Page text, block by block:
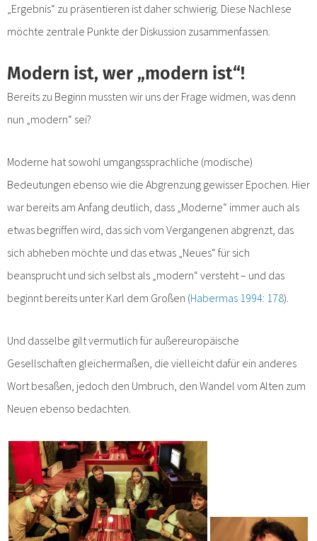
„Ergebnis“ zu präsentieren ist daher schwierig. Diese Nachlese
möchte zentrale Punkte der Diskussion zusammenfassen.
Modern ist, wer „modern ist“!
Bereits zu Beginn mussten wir uns der Frage widmen, was denn
nun „modern“ sei?
Moderne hat sowohl umgangssprachliche (modische)
Bedeutungen ebenso wie die Abgrenzung gewisser Epochen. Hier
war bereits am Anfang deutlich, dass „Moderne“ immer auch als
etwas begriffen wird, das sich vom Vergangenen abgrenzt, das
sich abheben möchte und das etwas „Neues“ für sich
beansprucht und sich selbst als „modern“ versteht – und das
beginnt bereits unter Karl dem Großen (Habermas 1994: 178).
Und dasselbe gilt vermutlich für außereuropäische
Gesellschaften gleichermaßen, die vielleicht dafür ein anderes
Wort besaßen, jedoch den Umbruch, den Wandel vom Alten zum
Neuen ebenso bedachten.